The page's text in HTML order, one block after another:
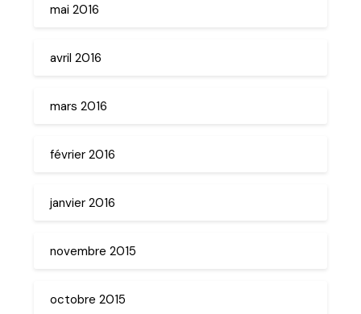
mai 2016
avril 2016
mars 2016
février 2016
janvier 2016
novembre 2015
octobre 2015